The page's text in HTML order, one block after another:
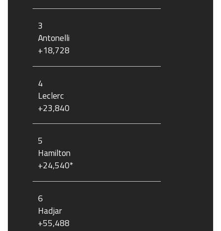
3
Antonelli
+18,728
4
Leclerc
+23,840
5
Hamilton
+24,540*
6
Hadjar
+55,488